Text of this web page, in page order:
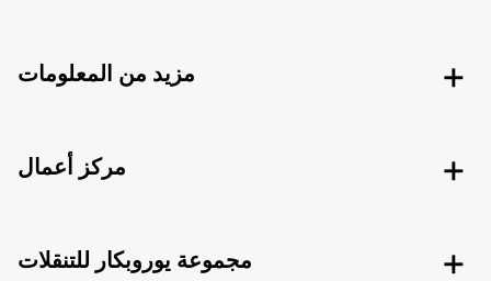
مزيد من المعلومات
مركز أعمال
مجموعة يوروبكار للتنقلات